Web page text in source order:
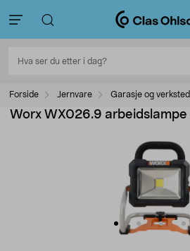
Forside Jernvare Garasje og verksted
Worx WX026.9 arbeidslampe